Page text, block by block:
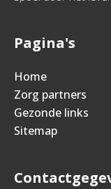
Pagina's
Home
Zorg partners
Gezonde links
Sitemap